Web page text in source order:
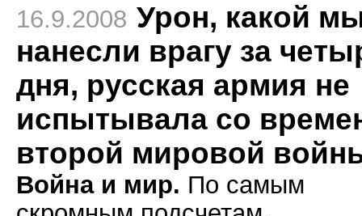
16.9.2008 Урон, какой
нанесли врагу за
дня, русская армия не
испытывала со
второй мировой
Война и мир. По самым